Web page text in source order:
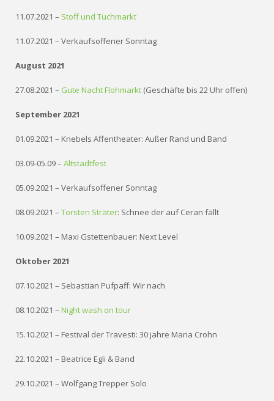
11.07.2021 – Stoff und Tuchmarkt
11.07.2021 – Verkaufsoffener Sonntag
August 2021
27.08.2021 – Gute Nacht Flohmarkt (Geschäfte bis 22 Uhr offen)
September 2021
01.09.2021 – Knebels Affentheater: Außer Rand und Band
03.09-05.09 –Altstadtfest
05.09.2021 – Verkaufsoffener Sonntag
08.09.2021 –Torsten Sträter: Schnee der auf Ceran fällt
10.09.2021 – Maxi Gstettenbauer: Next Level
Oktober 2021
07.10.2021 – Sebastian Pufpaff: Wir nach
08.10.2021 –Night wash on tour
15.10.2021 – Festival der Travesti: 30 jahre Maria Crohn
22.10.2021 – Beatrice Egli & Band
29.10.2021 – Wolfgang Trepper Solo